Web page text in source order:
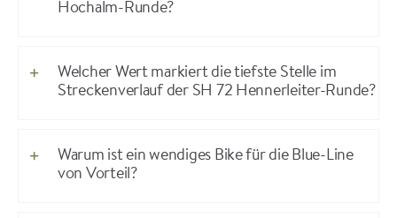
Hochalm-Runde?
Welcher Wert markiert die tiefste Stelle im
Streckenverlauf der SH 72 Hennerleiter-Runde?
Warum ist ein wendiges Bike für die Blue-Line
von Vorteil?